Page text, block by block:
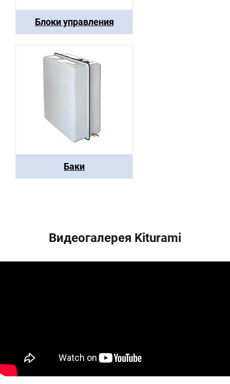
Блоки управления
Баки
Видеогалерея Kiturami